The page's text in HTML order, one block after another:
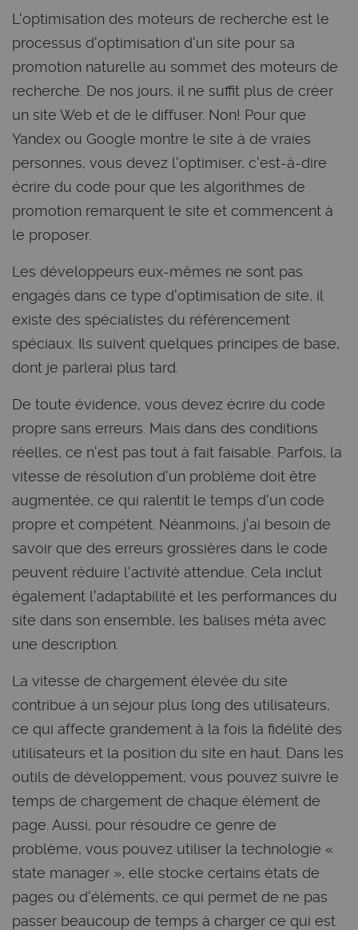
L'optimisation des moteurs de recherche est le
processus d'optimisation d'un site pour sa
promotion naturelle au sommet des moteurs de
recherche. De nos jours, il ne suffit plus de créer
un site Web et de le diffuser. Non! Pour que
Yandex ou Google montre le site à de vraies
personnes, vous devez l'optimiser, c'est-à-dire
écrire du code pour que les algorithmes de
promotion remarquent le site et commencent à
le proposer.
Les développeurs eux-mêmes ne sont pas
engagés dans ce type d'optimisation de site, il
existe des spécialistes du référencement
spéciaux. Ils suivent quelques principes de base,
dont je parlerai plus tard.
De toute évidence, vous devez écrire du code
propre sans erreurs. Mais dans des conditions
réelles, ce n'est pas tout à fait faisable. Parfois, la
vitesse de résolution d'un problème doit être
augmentée, ce qui ralentit le temps d'un code
propre et compétent. Néanmoins, j'ai besoin de
savoir que des erreurs grossières dans le code
peuvent réduire l'activité attendue. Cela inclut
également l'adaptabilité et les performances du
site dans son ensemble, les balises méta avec
une description.
La vitesse de chargement élevée du site
contribue à un séjour plus long des utilisateurs,
ce qui affecte grandement à la fois la fidélité des
utilisateurs et la position du site en haut. Dans les
outils de développement, vous pouvez suivre le
temps de chargement de chaque élément de
page. Aussi, pour résoudre ce genre de
problème, vous pouvez utiliser la technologie «
state manager », elle stocke certains états de
pages ou d'éléments, ce qui permet de ne pas
passer beaucoup de temps à charger ce qui est